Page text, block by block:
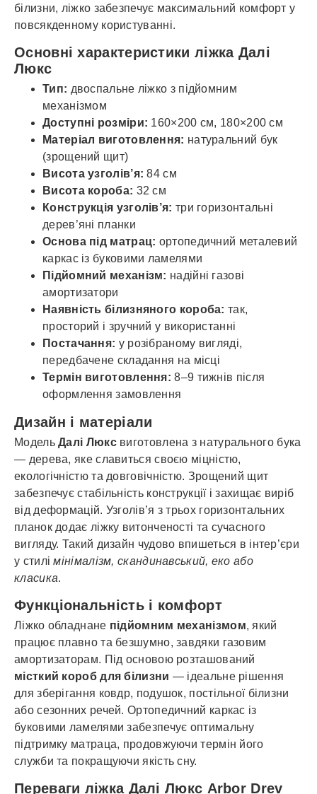
білизни, ліжко забезпечує максимальний комфорт у
повсякденному користуванні.
Основні характеристики ліжка Далі
Люкс
Тип: двоспальне ліжко з підйомним
механізмом
Доступні розміри: 160×200 см, 180×200 см
Матеріал виготовлення: натуральний бук
(зрощений щит)
Висота узголів’я: 84 см
Висота короба: 32 см
Конструкція узголів’я: три горизонтальні
дерев’яні планки
Основа під матрац: ортопедичний металевий
каркас із буковими ламелями
Підйомний механізм: надійні газові
амортизатори
Наявність білизняного короба: так,
просторий і зручний у використанні
Постачання: у розібраному вигляді,
передбачене складання на місці
Термін виготовлення: 8–9 тижнів після
оформлення замовлення
Дизайн і матеріали
МодельДалі Люксвиготовлена з натурального бука
— дерева, яке славиться своєю міцністю,
екологічністю та довговічністю. Зрощений щит
забезпечує стабільність конструкції і захищає виріб
від деформацій. Узголів’я з трьох горизонтальних
планок додає ліжку витонченості та сучасного
вигляду. Такий дизайн чудово впишеться в інтер’єри
у стилімінімалізм, скандинавський, еко або
класика.
Функціональність і комфорт
Ліжко обладнане підйомним механізмом, який
працює плавно та безшумно, завдяки газовим
амортизаторам. Під основою розташований
місткий короб для білизни — ідеальне рішення
для зберігання ковдр, подушок, постільної білизни
або сезонних речей. Ортопедичний каркас із
буковими ламелями забезпечує оптимальну
підтримку матраца, продовжуючи термін його
служби та покращуючи якість сну.
Переваги ліжка Далі Люкс Arbor Drev